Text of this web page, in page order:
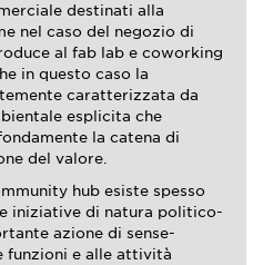
destinati alla
nel caso del negozio di
al fab lab e coworking
in questo caso la
caratterizzata da
esplicita che
la catena di
del valore.
hub esiste spesso
iniziative di natura politico-
azione di sense-
funzioni e alle attività